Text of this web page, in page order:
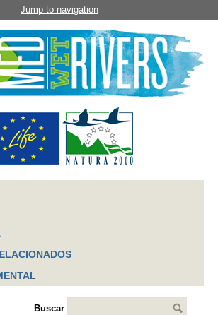
Jump to navigation
Buscar